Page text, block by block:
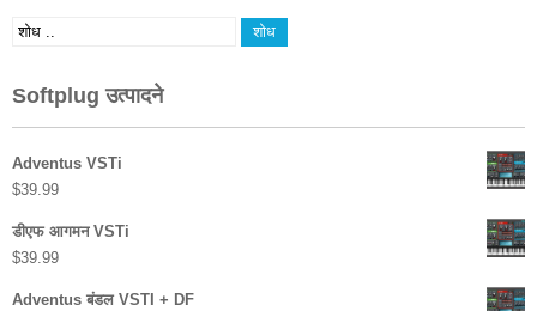
Softplug उत्पादने
Adventus VSTi
$39.99
डीएफ आगमन VSTi
$39.99
Adventus बंडल VSTI + DF